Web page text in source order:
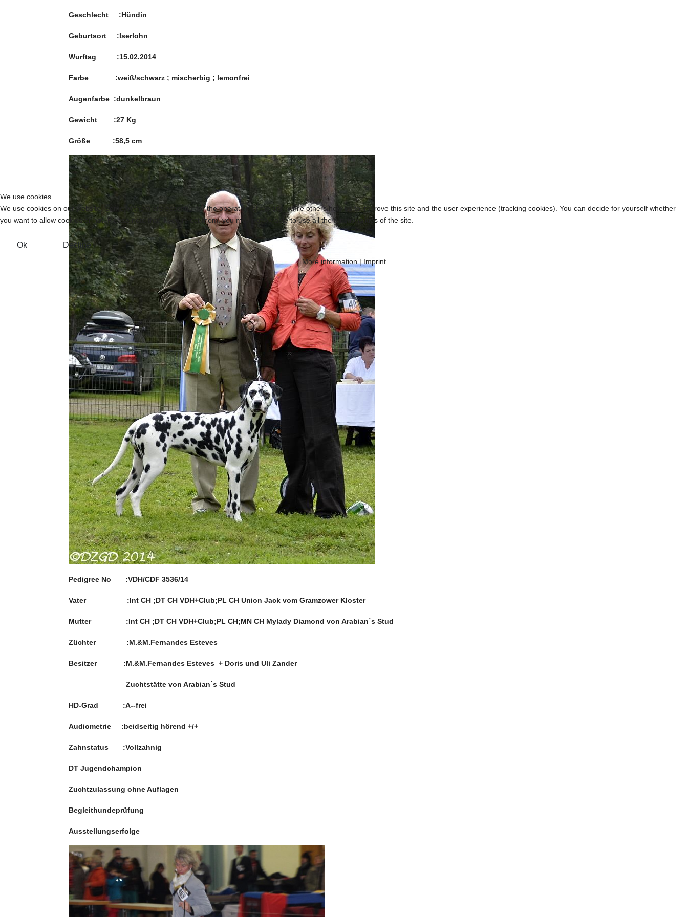
Geschlecht :Hündin
Geburtsort :Iserlohn
Wurftag :15.02.2014
Farbe :weiß/schwarz ; mischerbig ; lemonfrei
Augenfarbe :dunkelbraun
Gewicht :27 Kg
Größe :58,5 cm
Pedigree No :VDH/CDF 3536/14
Vater :Int CH ;DT CH VDH+Club;PL CH Union Jack vom Gramzower Kloster
Mutter :Int CH ;DT CH VDH+Club;PL CH;MN CH Mylady Diamond von Arabian`s Stud
Züchter :M.&M.Fernandes Esteves
Besitzer :M.&M.Fernandes Esteves + Doris und Uli Zander
Zuchtstätte von Arabian`s Stud
HD-Grad :A--frei
Audiometrie :beidseitig hörend +/+
Zahnstatus :Vollzahnig
DT Jugendchampion
Zuchtzulassung ohne Auflagen
Begleithundeprüfung
Ausstellungserfolge
We use cookies
We use cookies on our website. Some of them are essential for the operation of the site, while others help us to improve this site and the user experience (tracking cookies). You can decide for yourself whether
you want to allow cookies or not. Please note that if you reject them, you may not be able to use all the functionalities of the site.
Ok Decline
More information|Imprint